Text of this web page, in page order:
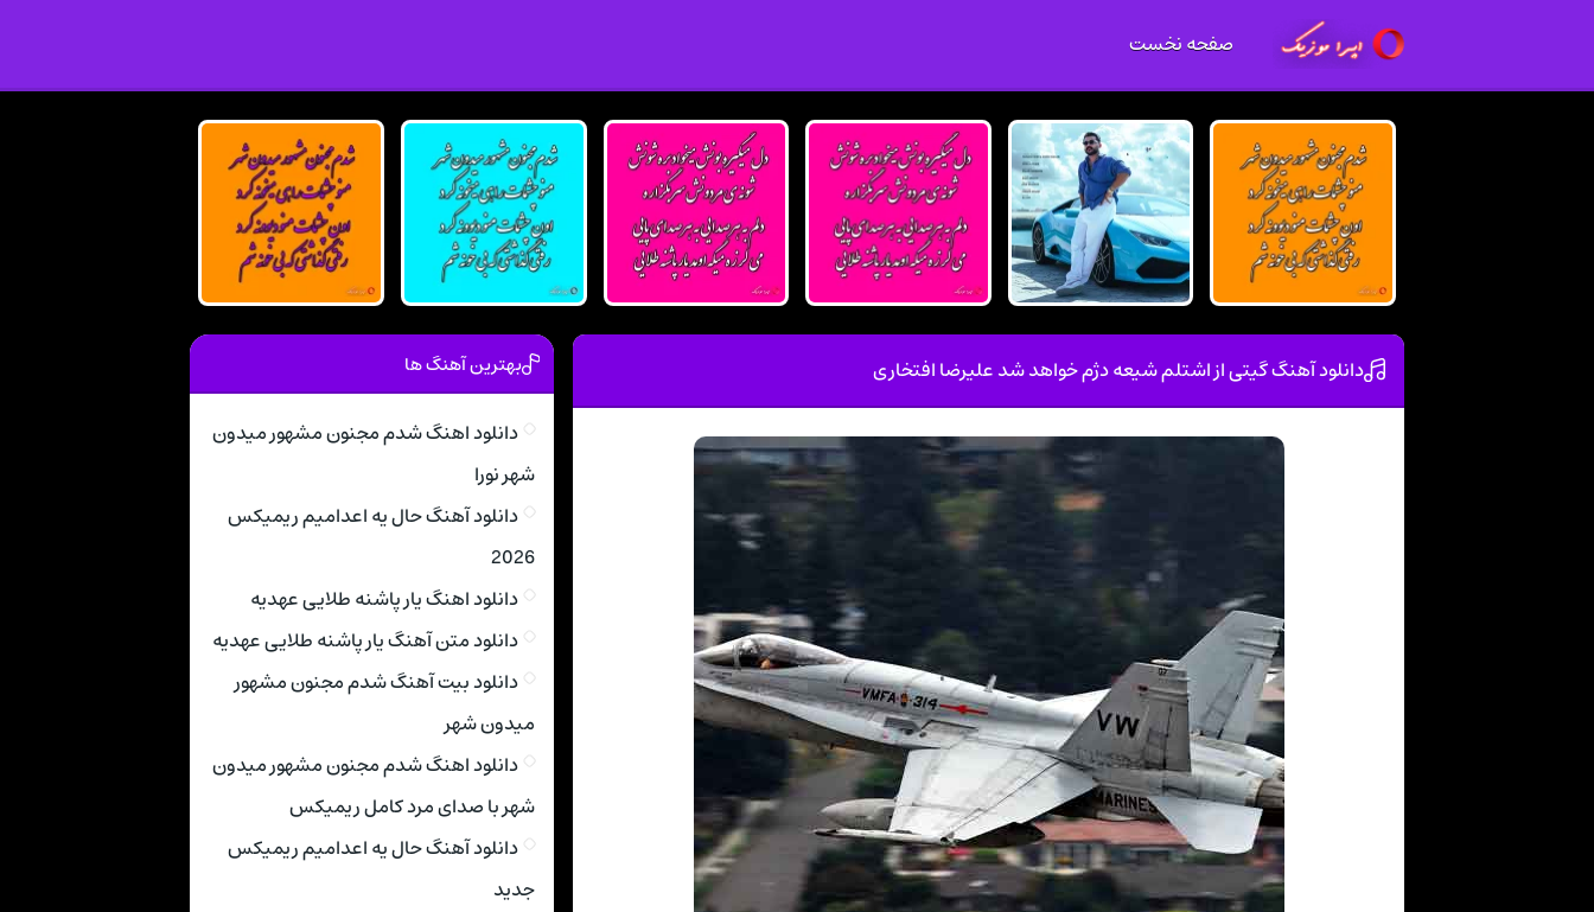
صفحه نخست
دانلود آهنگ گیتی از اشتلم شیعه دژم خواهد شد علیرضا افتخاری بهترین آهنگ ها
دانلود اهنگ شدم مجنون مشهور میدون
شهر نورا
دانلود آهنگ حال یه اعدامیم ریمیکس
2026
دانلود اهنگ یار پاشنه طلایی عهدیه
دانلود متن آهنگ یار پاشنه طلایی عهدیه
دانلود بیت آهنگ شدم مجنون مشهور
میدون شهر
دانلود اهنگ شدم مجنون مشهور میدون
شهر با صدای مرد کامل ریمیکس
دانلود آهنگ حال یه اعدامیم ریمیکس
جدید